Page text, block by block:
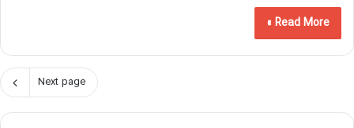
Read More »
Next page